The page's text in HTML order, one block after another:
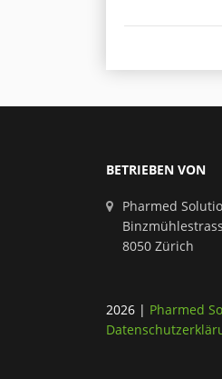
BETRIEBEN VON
Pharmed
8050 Zürich
2026 | Pharmed